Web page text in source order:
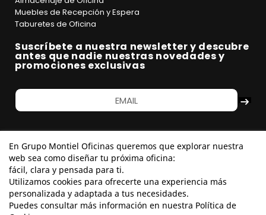
En Grupo Montiel Oficinas queremos que explorar nuestra
web sea como diseñar tu próxima oficina:
fácil, clara y pensada para ti.
Utilizamos cookies para ofrecerte una experiencia más
personalizada y adaptada a tus necesidades.
Puedes consultar más información en nuestra Política de
Muebles de Recepción y Espera
Taburetes de Oficina
Suscríbete a nuestra newsletter y descubre
antes que nadie nuestras novedades y
promociones exclusivas